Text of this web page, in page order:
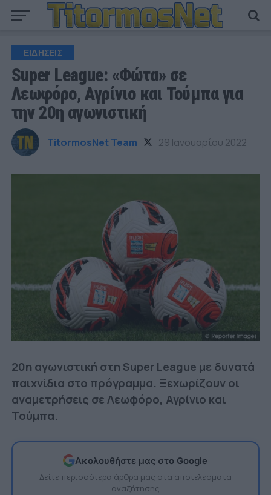
ΕΙΔΗΣΕΙΣ
Super League: «Φώτα» σε
Λεωφόρο, Αγρίνιο και Τούμπα για
την 20η αγωνιστική
TitormosNet Team 29 Ιανουαρίου 2022
20η αγωνιστική στη Super League με δυνατά
παιχνίδια στο πρόγραμμα. Ξεχωρίζουν οι
αναμετρήσεις σε Λεωφόρο, Αγρίνιο και
Τούμπα.
Ακολουθήστε μας στο Google
Δείτε περισσότερα άρθρα μας στα αποτελέσματα
αναζήτησης